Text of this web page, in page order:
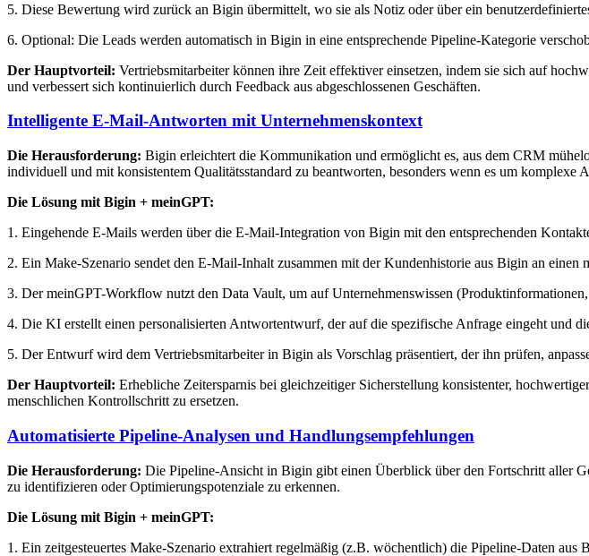
5. Diese Bewertung wird zurück an Bigin übermittelt, wo sie als Notiz oder über ein
6. Optional: Die Leads werden automatisch in Bigin in eine entsprechende Pipeline-Kategorie
Der Hauptvorteil: Vertriebsmitarbeiter können ihre Zeit effektiver einsetzen, indem sie sich auf
und verbessert sich kontinuierlich durch Feedback aus abgeschlossenen Geschäften.
Intelligente E-Mail-Antworten mit Unternehmenskontext
Die Herausforderung: Bigin erleichtert die Kommunikation und ermöglicht es, aus dem CRM
individuell und mit konsistentem Qualitätsstandard zu beantworten, besonders wenn es um komplexe
Die Lösung mit Bigin + meinGPT:
1. Eingehende E-Mails werden über die E-Mail-Integration von Bigin mit den entsprechenden
2. Ein Make-Szenario sendet den E-Mail-Inhalt zusammen mit der Kundenhistorie aus Bigin an einen
3. Der meinGPT-Workflow nutzt den Data Vault, um auf Unternehmenswissen
4. Die KI erstellt einen personalisierten Antwortentwurf, der auf die spezifische Anfrage eingeht und
5. Der Entwurf wird dem Vertriebsmitarbeiter in Bigin als Vorschlag präsentiert, der ihn prüfen,
Der Hauptvorteil: Erhebliche Zeitersparnis bei gleichzeitiger Sicherstellung konsistenter,
menschlichen Kontrollschritt zu ersetzen.
Automatisierte Pipeline-Analysen und Handlungsempfehlungen
Die Herausforderung: Die Pipeline-Ansicht in Bigin gibt einen Überblick über den Fortschritt aller
zu identifizieren oder Optimierungspotenziale zu erkennen.
Die Lösung mit Bigin + meinGPT:
1. Ein zeitgesteuertes Make-Szenario extrahiert regelmäßig (z.B. wöchentlich) die Pipeline-Daten aus